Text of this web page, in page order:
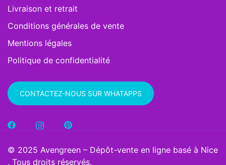
Livraison et retrait
Conditions générales de vente
Mentions légales
Politique de confidentialité
CONTACTEZ-NOUS SUR WHATAPPS
© 2025 Avengreen – Dépôt-vente en ligne basé à Nice
. Tous droits réservés.